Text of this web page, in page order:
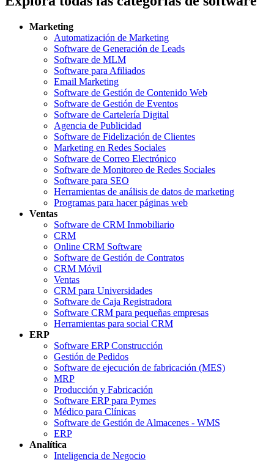
Marketing
Automatización de Marketing
Software de Generación de Leads
Software de MLM
Software para Afiliados
Email Marketing
Software de Gestión de Contenido Web
Software de Gestión de Eventos
Software de Cartelería Digital
Agencia de Publicidad
Software de Fidelización de Clientes
Marketing en Redes Sociales
Software de Correo Electrónico
Software de Monitoreo de Redes Sociales
Software para SEO
Herramientas de análisis de datos de marketing
Programas para hacer páginas web
Ventas
Software de CRM Inmobiliario
CRM
Online CRM Software
Software de Gestión de Contratos
CRM Móvil
Ventas
CRM para Universidades
Software de Caja Registradora
Software CRM para pequeñas empresas
Herramientas para social CRM
ERP
Software ERP Construcción
Gestión de Pedidos
Software de ejecución de fabricación (MES)
MRP
Producción y Fabricación
Software ERP para Pymes
Médico para Clínicas
Software de Gestión de Almacenes - WMS
ERP
Analítica
Inteligencia de Negocio